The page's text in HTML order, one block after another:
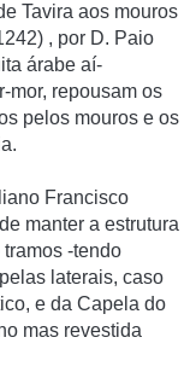
Tavira aos mouros
, por D. Paio
árabe aí­
mor, repousam os
pelos mouros e os
Francisco
manter a estrutura
-tendo
laterais, caso
e da Capela do
mas revestida